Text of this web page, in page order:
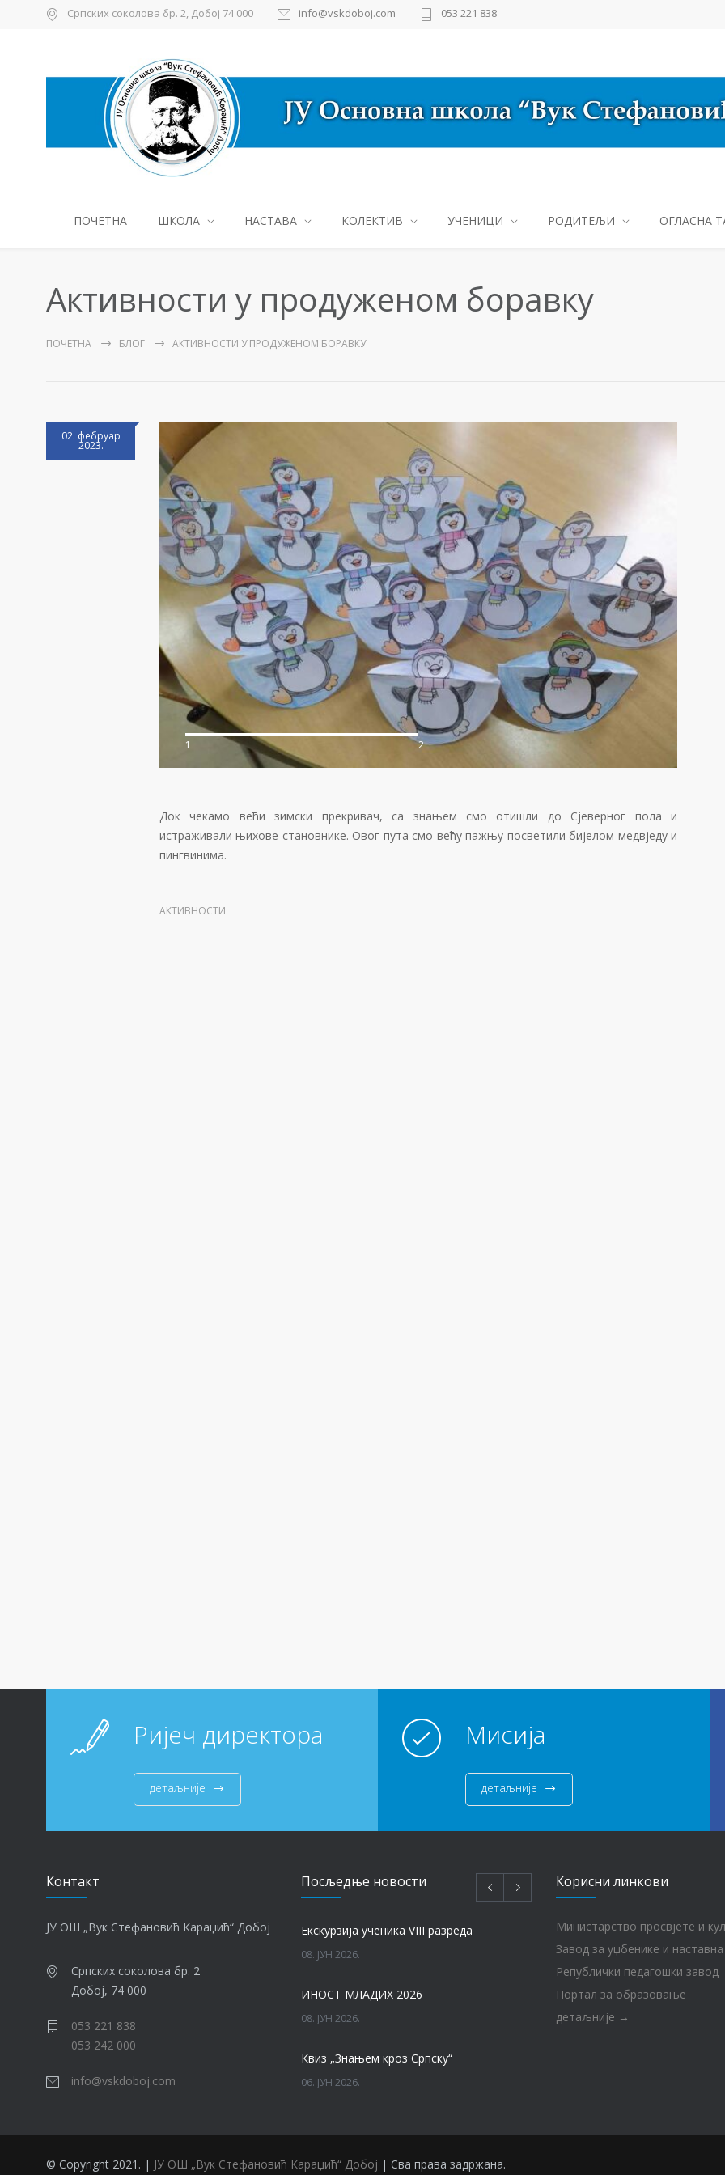
Српских соколова бр. 2, Добој 74 000 info@vskdoboj.com 053 221 838
ПОЧЕТНА ШКОЛА НАСТАВА КОЛЕКТИВ УЧЕНИЦИ РОДИТЕЉИ ОГЛАСНА
Активности у продуженом боравку
ПОЧЕТНА БЛОГ АКТИВНОСТИ У ПРОДУЖЕНОМ БОРАВКУ
02. фебруар
2023.
1 2
Док чекамо већи зимски прекривач, са знањем смо отишли до Сјеверног пола и
истраживали њихове становнике. Овог пута смо већу пажњу посветили бијелом медвједу и
пингвинима.
АКТИВНОСТИ
Ријеч директора
детаљније
Мисија
детаљније
Контакт
ЈУ ОШ „Вук Стефановић Караџић“ Добој
Српских соколова бр. 2
Добој, 74 000
053 221 838
053 242 000
info@vskdoboj.com
Посљедњe новости
Eкскурзија ученика VIII разреда
08. ЈУН 2026.
ИНОСТ МЛАДИХ 2026
08. ЈУН 2026.
Квиз „Знањем кроз Српску“
06. ЈУН 2026.
Корисни линкови
Министарство просвјете и
Завод за уџбенике и
Републички педагошки завод
Портал за образовање
детаљније →
© Copyright 2021. | ЈУ ОШ „Вук Стефановић Караџић“ Добој | Сва права задржана.